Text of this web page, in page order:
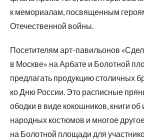
к мемориалам, посвященным
Отечественной войны.
Посетителям арт-павильонов
в Москве» на Арбате и Болотной
предлагать продукцию столичных
ко Дню России. Это расписные
ободки в виде кокошников, книги об
народных костюмов и многое
на Болотной площади для